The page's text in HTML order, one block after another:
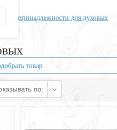
и принадлежности для духовых
товар
по: